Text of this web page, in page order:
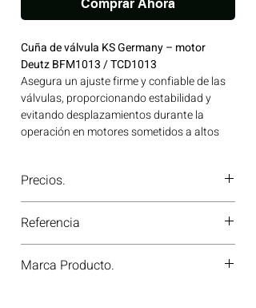
Comprar Ahora
Cuña de válvula KS Germany – motor
Deutz BFM1013 / TCD1013
Asegura un ajuste firme y confiable de las
válvulas, proporcionando estabilidad y
evitando desplazamientos durante la
operación en motores sometidos a altos
y generación de energía disponible en
Bogotá, Colombia. Consíguelo ahora en
Motores Colombia.
Precios.
Contáctanos al
nuestros asesores te confirmarán
disponibilidad, precios y descuentos
Referencia
Marca Producto.